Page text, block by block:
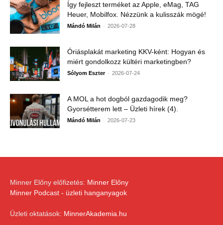
Így fejleszt terméket az Apple, eMag, TAG
Heuer, Mobilfox. Nézzünk a kulisszák mögé!
Mándó Milán - 2026-07-28
Óriásplakát marketing KKV-ként: Hogyan és
miért gondolkozz kültéri marketingben?
Sólyom Eszter - 2026-07-24
A MOL a hot dogból gazdagodik meg?
Gyorsétterem lett – Üzleti hírek (4).
Mándó Milán - 2026-07-23
Minner Előny előfizetés: Minner Előny
Minner Podcast - üzleti hanganyagok
Üzleti oktatások: MinnerAkademia.hu